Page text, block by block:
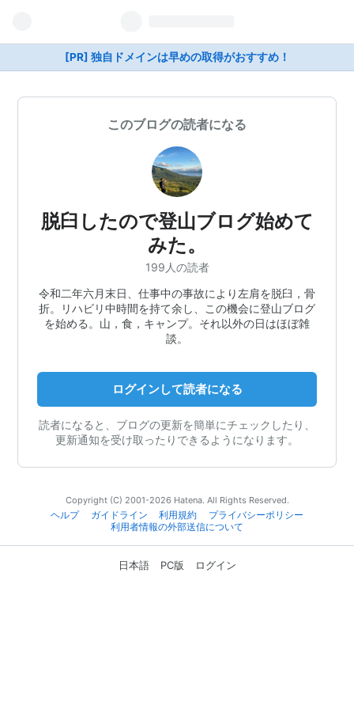
[PR] 独自ドメインは早めの取得がおすすめ！
このブログの読者になる
脱臼したので登山ブログ始めて
みた。
199人の読者
令和二年六月末日、仕事中の事故により左肩を脱臼，骨
折。リハビリ中時間を持て余し、この機会に登山ブログ
を始める。山，食，キャンプ。それ以外の日はほぼ雑
談。
ログインして読者になる
読者になると、ブログの更新を簡単にチェックしたり、
更新通知を受け取ったりできるようになります。
Copyright (C) 2001-2026 Hatena. All Rights Reserved.
ヘルプ
ガイドライン 利用規約
プライバシーポリシー
利用者情報の外部送信について
日本語 PC版 ログイン